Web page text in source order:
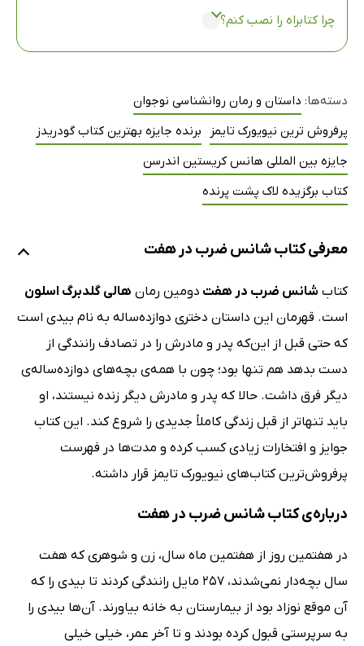
چرا کتابراه را نصب کنم؟
دسته‌ها: داستان و رمان روانشناسی نوجوان
پرفروش ترین نیویورک تایمز
برنده جایزه بهترین کتاب گودریدز
جایزه بین المللی هانس کریستین اندرسن
کتاب برگزیده لاک پشت پرنده
معرفی کتاب شانس ضرب در هفت
کتاب شانس ضرب در هفت دومین رمان هالی گلدبرگ اسلون
است. قهرمان این داستان دختری دوازده‌ساله به نام بیدی است
که حتی قبل از این‌که پدر و مادرش را در تصادف رانندگی از
دست بدهد هم تنها بود؛ چون با همه‌ی بچه‌های دوازده‌ساله‌ی
دیگر فرق داشت. حالا که پدر و مادرش دیگر زنده نیستند، او
باید تنهاتر از قبل زندگی کاملاً جدیدی را شروع کند. این کتاب
جوایز و افتخارات زیادی کسب کرده و مدت‌ها در فهرست
پرفروش‌ترین کتاب‌های نیویورک تایمز قرار داشته.
درباره‌ی کتاب شانس ضرب در هفت
در هفتمین روز از هفتمین ماه سال، زن و شوهری که هفت
سال بچه‌دار نمی‌شدند، 257 مایل رانندگی کردند تا بیدی را که
آن موقع نوزاد بود از بیمارستان به خانه بیاورند. آن‌ها بیدی را
به سرپرستی قبول کرده‌ بودند و تا آخر عمر، خیلی خیلی